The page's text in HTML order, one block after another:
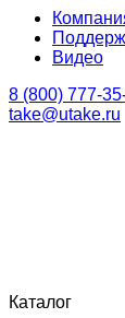
Видео
8 (800) 777-
take@utake.ru
Каталог